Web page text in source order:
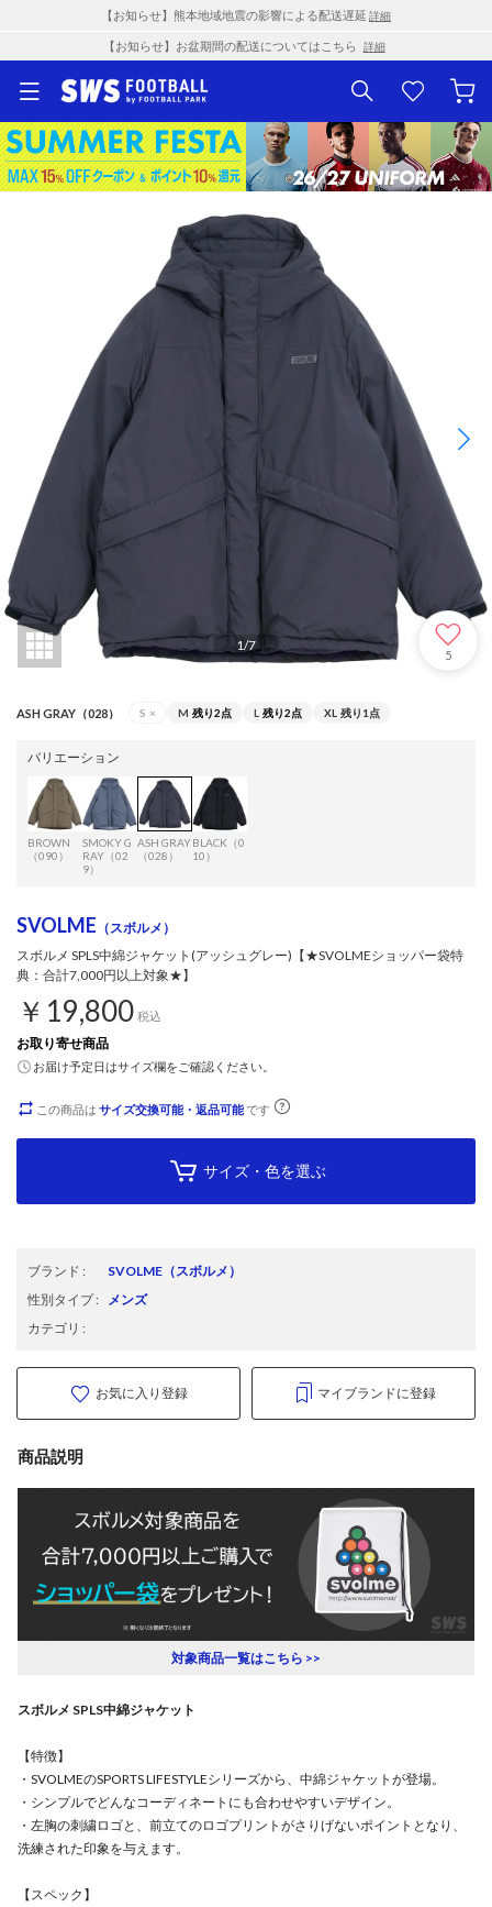
【お知らせ】熊本地域地震の影響による配送遅延 詳細
【お知らせ】お盆期間の配送についてはこちら 詳細
1/7
5
ASH GRAY（028） S × M 残り2点 L 残り2点 XL 残り1点
バリエーション
BROWN
（090）
SMOKY G
RAY（02
9）
ASH GRAY
（028）
BLACK（0
10）
SVOLME （スボルメ）
スボルメ SPLS中綿ジャケット(アッシュグレー)【★SVOLMEショッパー袋特
典：合計7,000円以上対象★】
￥19,800 税込
お取り寄せ商品
お届け予定日はサイズ欄をご確認ください。
この商品は サイズ交換可能・返品可能です
サイズ・色を選ぶ
ブランド : SVOLME （スボルメ）
性別タイプ: メンズ
カテゴリ :
お気に入り登録 マイブランドに登録
商品説明
対象商品一覧はこちら >>
スボルメ SPLS中綿ジャケット
【特徴】
・SVOLMEのSPORTS LIFESTYLEシリーズから、中綿ジャケットが登場。
・シンプルでどんなコーディネートにも合わせやすいデザイン。
・左胸の刺繍ロゴと、前立てのロゴプリントがさりげないポイントとなり、
洗練された印象を与えます。
【スペック】